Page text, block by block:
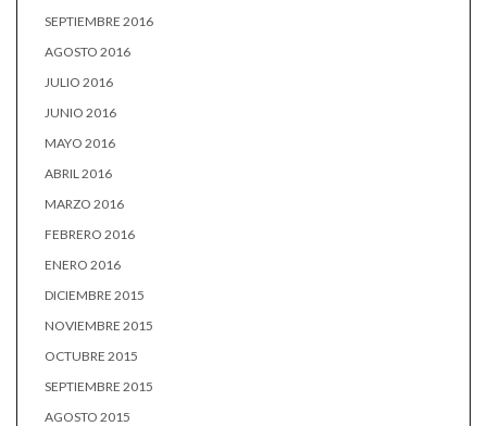
SEPTIEMBRE 2016
AGOSTO 2016
JULIO 2016
JUNIO 2016
MAYO 2016
ABRIL 2016
MARZO 2016
FEBRERO 2016
ENERO 2016
DICIEMBRE 2015
NOVIEMBRE 2015
OCTUBRE 2015
SEPTIEMBRE 2015
AGOSTO 2015